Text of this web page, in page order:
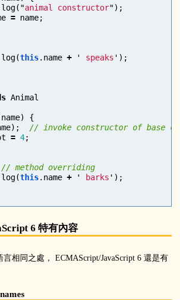
log( "animal constructor");
= name;
log(this. name + ' speaks ' );
Animal
name)
{
);
// invoke constructor of base
= 4;
// method overriding
log(this. name + ' barks ' );
6 特有內容
相同之處， ECMAScript/JavaScript 6 還是有